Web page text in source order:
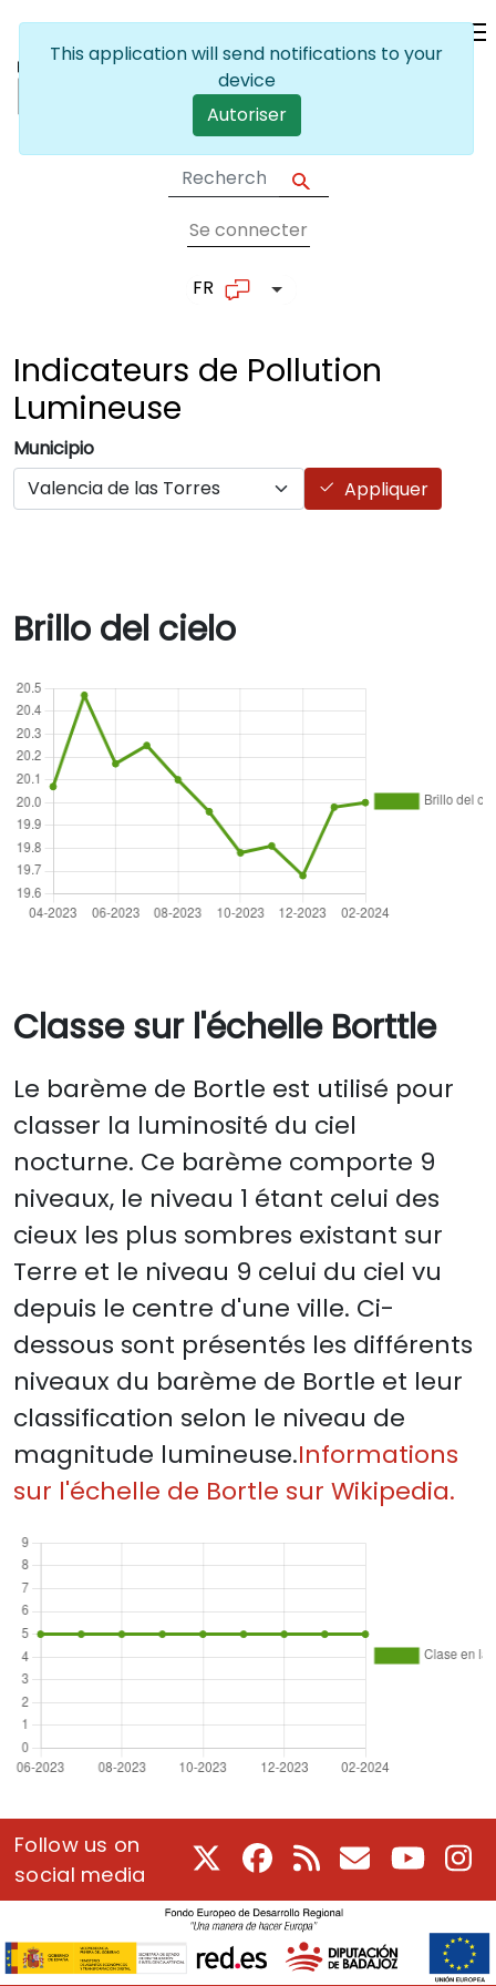
User account
Se connecter
FR List additional actions
Indicateurs de Pollution
Lumineuse
Municipio
Appliquer
Brillo del cielo
Classe sur l'échelle Borttle
Le barème de Bortle est utilisé pour
classer la luminosité du ciel
nocturne. Ce barème comporte 9
niveaux, le niveau 1 étant celui des
cieux les plus sombres existant sur
Terre et le niveau 9 celui du ciel vu
depuis le centre d'une ville. Ci-
dessous sont présentés les différents
niveaux du barème de Bortle et leur
classification selon le niveau de
magnitude lumineuse.Informations
sur l'échelle de Bortle sur Wikipedia.
Follow us on
social media
Facebook
RSS CourrielYoutube
This application will send notifications to your
device
Autoriser